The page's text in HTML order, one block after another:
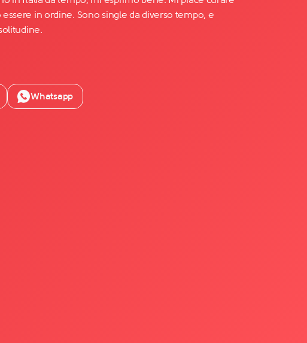
in ordine. Sono single da diverso tempo, e
Whatsapp